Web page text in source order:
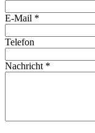
E-Mail *
Telefon
Nachricht *